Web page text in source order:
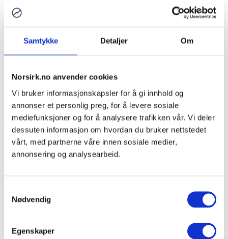
Samtykke Detaljer Om
Norsirk.no anvender cookies
Vi bruker informasjonskapsler for å gi innhold og
annonser et personlig preg, for å levere sosiale
mediefunksjoner og for å analysere trafikken vår. Vi deler
dessuten informasjon om hvordan du bruker nettstedet
vårt, med partnerne våre innen sosiale medier,
annonsering og analysearbeid.
Nødvendig
Egenskaper
English
Menu Menu
Du er her: Hjem1 / Produsentansvar 2 / Emballasje3 /
Landbruksplast-veileder4 / Norsirk fiberduk landbruksplast
Fiberduk over planter
Avfall som ressurs
Elretur
Emballasjeforeningen